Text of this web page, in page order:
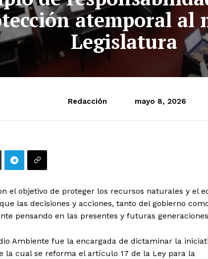
atemporal al
Legislatura
Redacción mayo 8, 2026
el objetivo de proteger los recursos naturales y el
las decisiones y acciones, tanto del gobierno
pensando en las presentes y futuras
Ambiente fue la encargada de dictaminar la
la cual se reforma el artículo 17 de la Ley para la